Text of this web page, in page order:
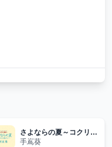
さよならの夏～コクリコ坂から～
手嶌葵